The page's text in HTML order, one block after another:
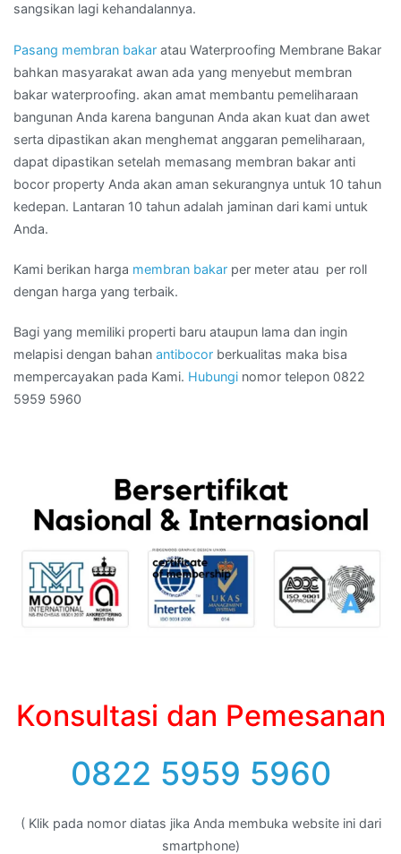
sangsikan lagi kehandalannya.
Pasang membran bakar atau Waterproofing Membrane Bakar
bahkan masyarakat awan ada yang menyebut membran
bakar waterproofing. akan amat membantu pemeliharaan
bangunan Anda karena bangunan Anda akan kuat dan awet
serta dipastikan akan menghemat anggaran pemeliharaan,
dapat dipastikan setelah memasang membran bakar anti
bocor property Anda akan aman sekurangnya untuk 10 tahun
kedepan. Lantaran 10 tahun adalah jaminan dari kami untuk
Anda.
Kami berikan harga membran bakar per meter atau per roll
dengan harga yang terbaik.
Bagi yang memiliki properti baru ataupun lama dan ingin
melapisi dengan bahan antibocor berkualitas maka bisa
mempercayakan pada Kami. Hubungi nomor telepon 0822
5959 5960
Konsultasi dan Pemesanan
0822 5959 5960
( Klik pada nomor diatas jika Anda membuka website ini dari
smartphone)